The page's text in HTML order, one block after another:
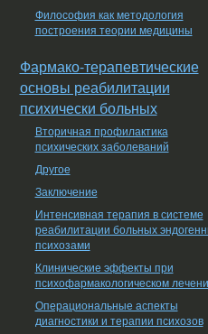
Философия как методология
построения теории медицины
Фармако-терапевтические
основы реабилитации
психически больных
Вторичная профилактика
психических заболеваний
Другое
Заключение
Интенсивная терапия в системе
реабилитации больных
психозами
Клинические эффекты при
психофармакологическом
Операциональные аспекты
диагностики и терапии психозов